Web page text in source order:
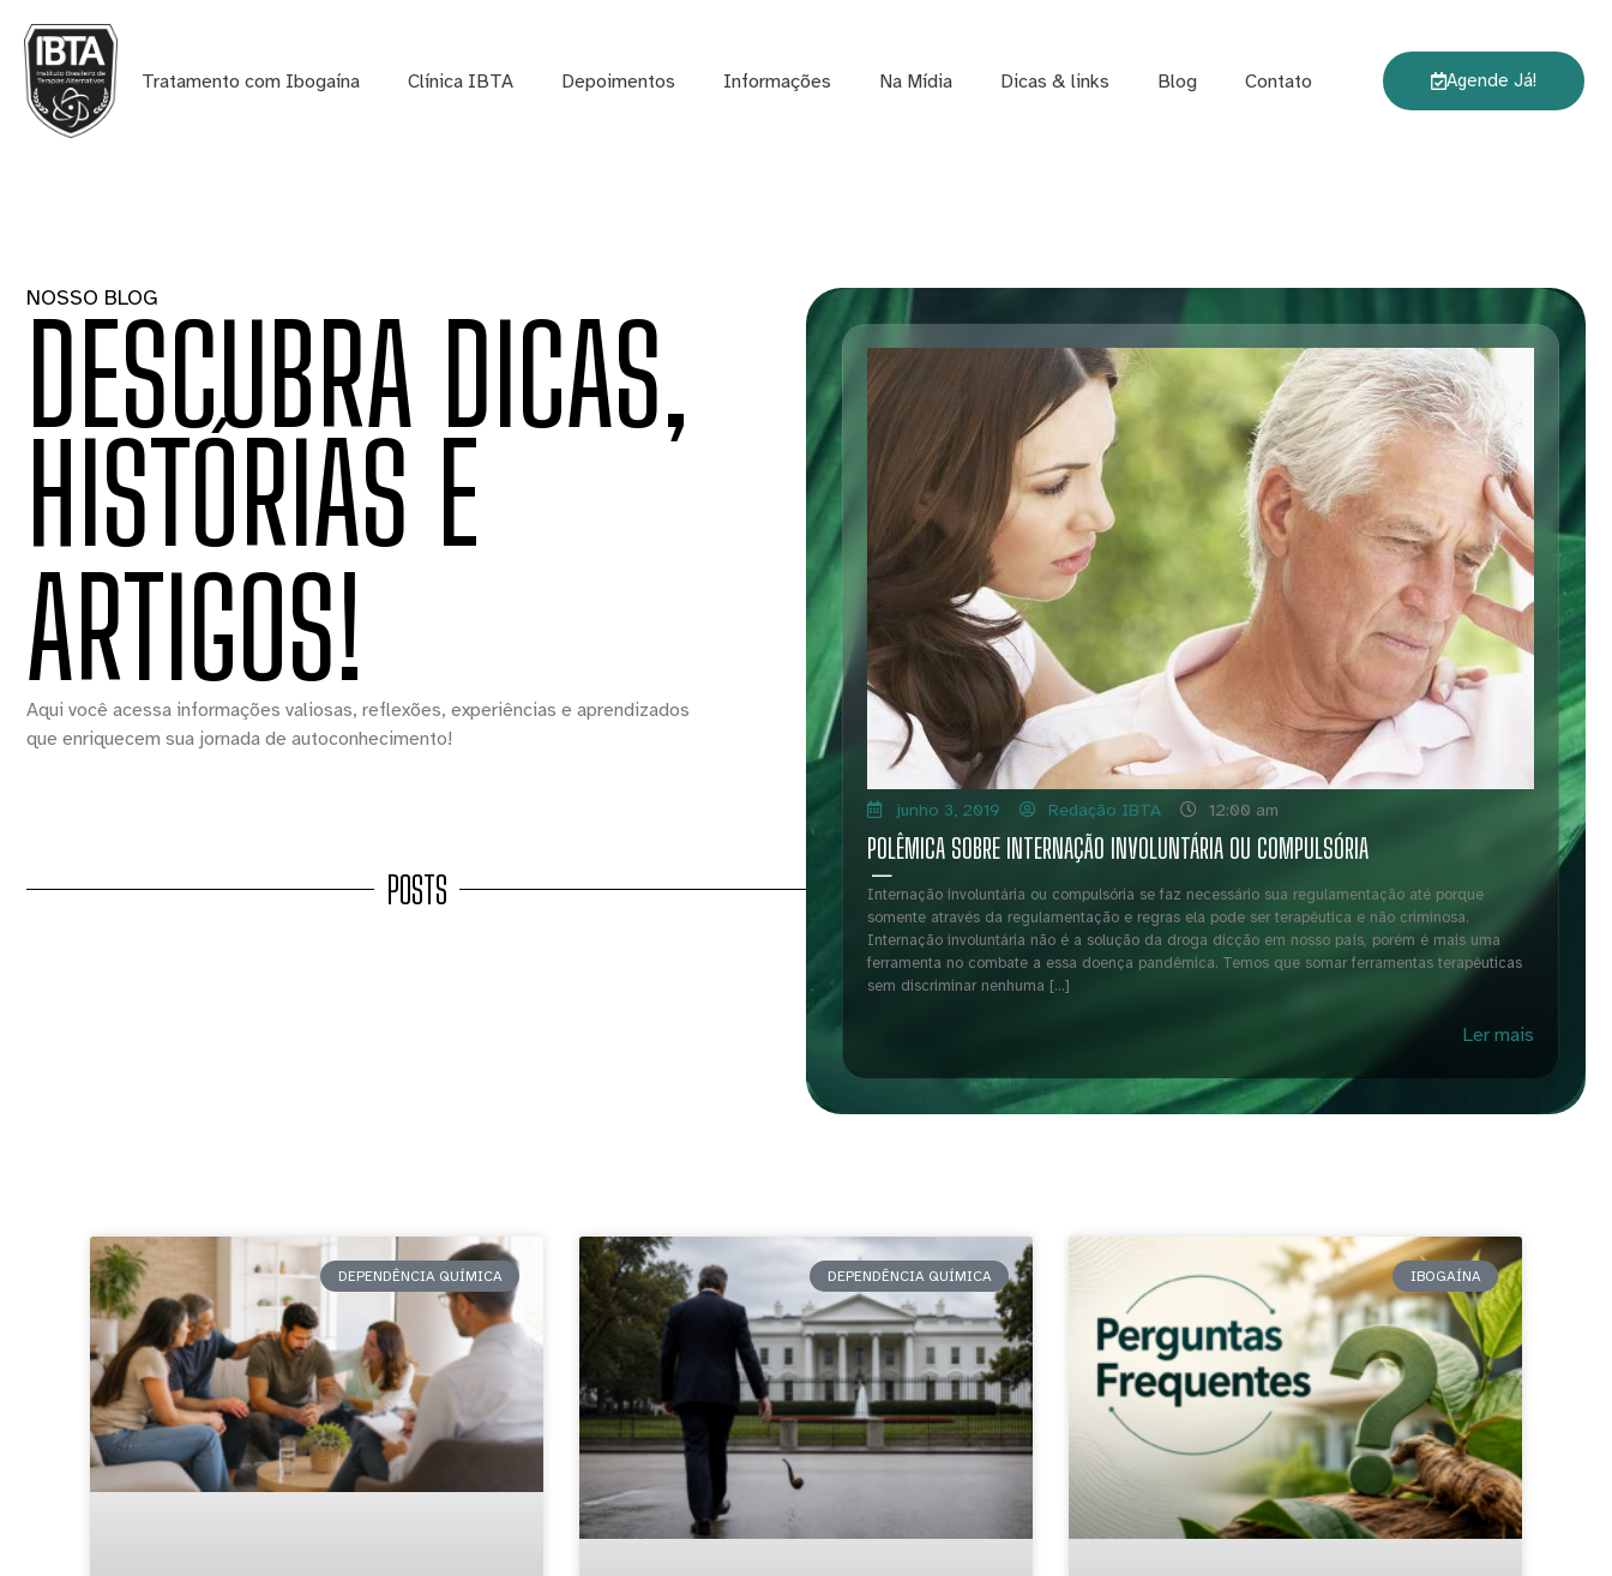
Tratamento com Ibogaína Clínica IBTA Depoimentos Informações Na Mídia Dicas & links Blog Contato Agende Já!
NOSSO BLOG
DESCUBRA DICAS,
HISTÓRIAS E
ARTIGOS!
Aqui você acessa informações valiosas, reflexões, experiências e aprendizados
que enriquecem sua jornada de autoconhecimento!
POSTS
junho 3, 2019 Redação IBTA 12:00 am
POLÊMICA SOBRE INTERNAÇÃO INVOLUNTÁRIA OU COMPULSÓRIA
Internação involuntária ou compulsória se faz necessário sua regulamentação até porque
somente através da regulamentação e regras ela pode ser terapêutica e não criminosa.
Internação involuntária não é a solução da droga dicção em nosso país, porém é mais uma
ferramenta no combate a essa doença pandêmica. Temos que somar ferramentas terapêuticas
sem discriminar nenhuma […]
Ler mais
DEPENDÊNCIA QUÍMICA DEPENDÊNCIA QUÍMICA IBOGAÍNA